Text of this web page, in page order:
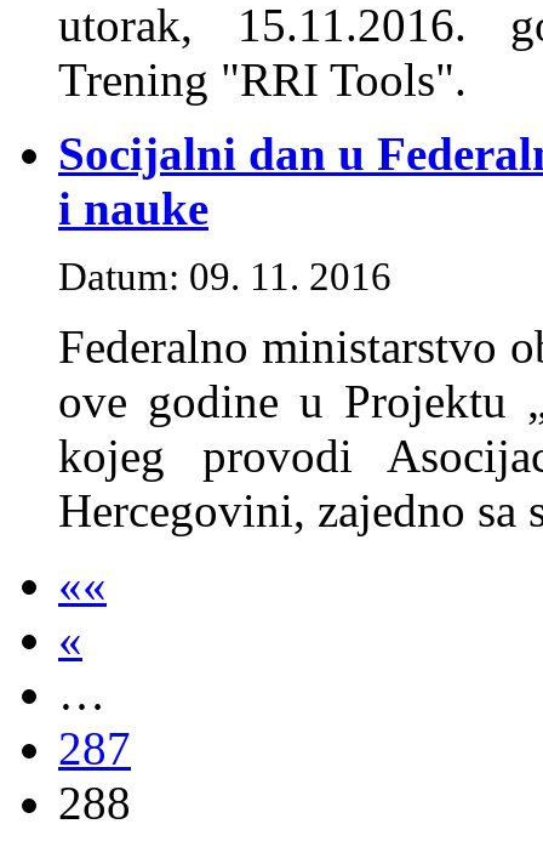
utorak, 15.11.2016.
Trening "RRI Tools".
Socijalni dan u
i nauke
Datum: 09. 11. 2016
Federalno ministarstvo
ove godine u Projektu
kojeg provodi
Hercegovini, zajedno sa
««
«
…
287
288